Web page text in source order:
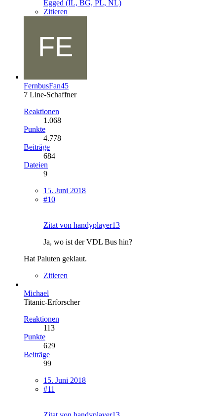
Egged (IL, BG, PL, NL)
Zitieren
FernbusFan45
7 Line-Schaffner
Reaktionen
1.068
Punkte
4.778
Beiträge
684
Dateien
9
15. Juni 2018
#10
Zitat von handyplayer13
Ja, wo ist der VDL Bus hin?
Hat Paluten geklaut.
Zitieren
Michael
Titanic-Erforscher
Reaktionen
113
Punkte
629
Beiträge
99
15. Juni 2018
#11